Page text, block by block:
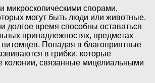
микроскопическими спорами,
могут быть люди или животные.
долгое время способны оставаться
принадлежностях, предметах
Попадая в благоприятные
в грибки, которые
связанные мицелиальными